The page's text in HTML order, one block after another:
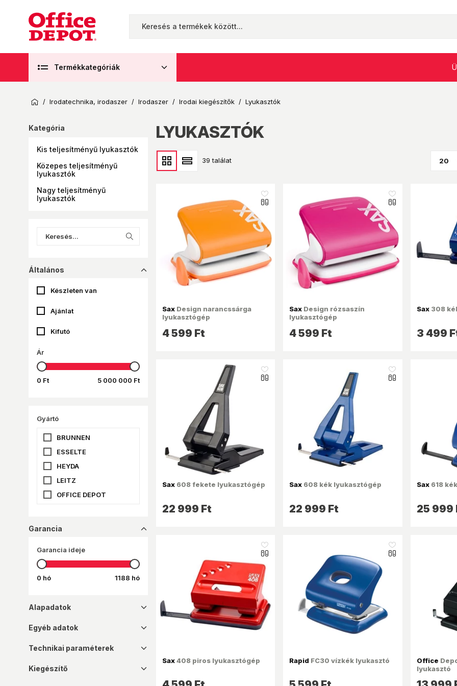
Termékkategóriák
/ Irodatechnika, irodaszer / Irodaszer / Irodai kiegészítők / Lyukasztók
LYUKASZTÓK
39 találat
like_16
SaxDesign narancssárga
lyukasztógép
4 599 Ft
like_16
Sax Design rózsaszín
lyukasztógép
4 599 Ft
Sax308
3 499
like_16
Sax608 fekete lyukasztógép
22 999 Ft
like_16
Sax 608 kék lyukasztógép
22 999 Ft
Sax618
25 999
like_16
Sax408 piros lyukasztógép
like_16
Rapid FC30 vízkék lyukasztó Office
lyukasztó
Kategória
Kis teljesítményű lyukasztók
Közepes teljesítményű
lyukasztók
Nagy teljesítményű
lyukasztók
Általános dropup_16
Készleten van
Ajánlat
Kifutó
Ár
0 Ft 5 000 000 Ft
Gyártó
BRUNNEN
ESSELTE
HEYDA
LEITZ
OFFICE DEPOT
Garancia dropup_16
Garancia ideje
0 hó 1188 hó
Alapadatok dropdown_16
Egyéb adatok dropdown_16
Technikai paraméterek dropdown_16
Kiegészítő dropdown_16